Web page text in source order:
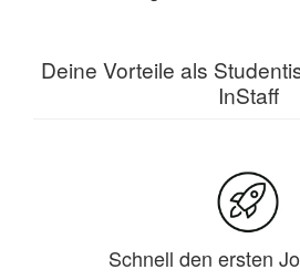
Deine Vorteile als
InStaff
Schnell den ersten